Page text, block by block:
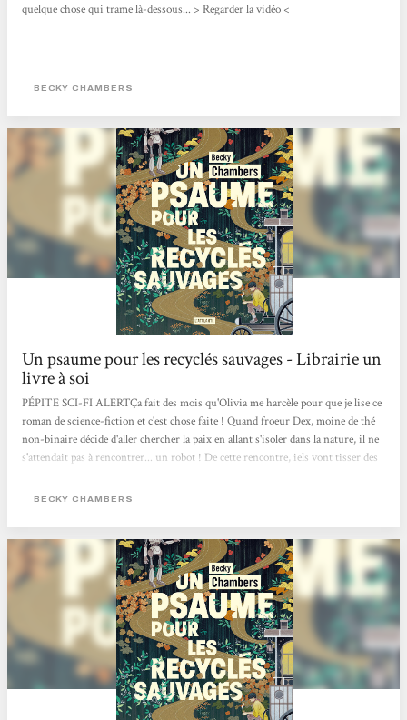
quelque chose qui trame là-dessous... > Regarder la vidéo <
BECKY CHAMBERS
Un psaume pour les recyclés sauvages - Librairie un
livre à soi
PÉPITE SCI-FI ALERTÇa fait des mois qu'Olivia me harcèle pour que je lise ce
roman de science-fiction et c'est chose faite ! Quand froeur Dex, moine de thé
non-binaire décide d'aller chercher la paix en allant s'isoler dans la nature, il ne
s'attendait pas à rencontrer... un robot ! De cette rencontre, iels vont tisser des
Ça se lit en 2 jours max, c'est drôle, touchant, sensible, rempli d'optimisme et
BECKY CHAMBERS